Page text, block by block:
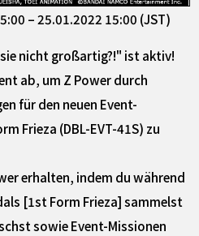
– 25.01.2022 15:00 (JST)
nicht großartig?!" ist aktiv!
ab, um Z Power durch
für den neuen Event-
Frieza (DBL-EVT-41S) zu
erhalten, indem du während
[1st Form Frieza] sammelst
sowie Event-Missionen